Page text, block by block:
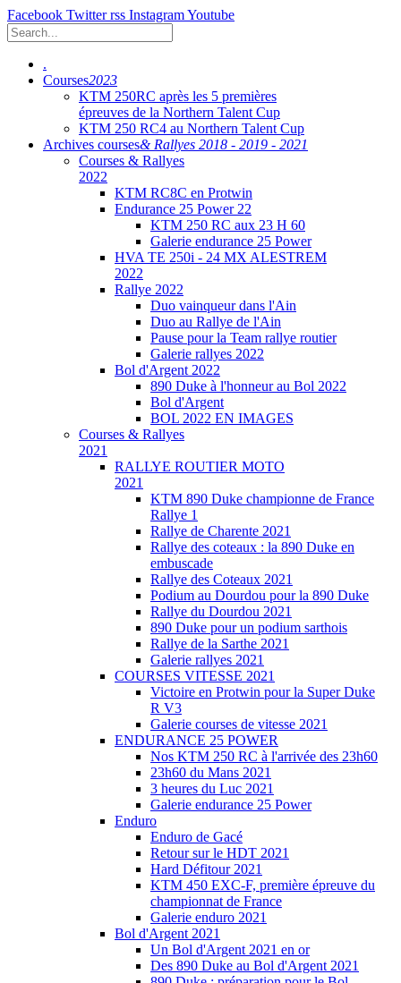
Facebook Twitter rss InstagramYoutube
.
Courses2023
KTM 250RC après les 5 premières
épreuves de la Northern Talent Cup
KTM 250 RC4 au Northern Talent Cup
Archives courses& Rallyes 2018 - 2019 - 2021
Courses & Rallyes
2022
KTM RC8C en Protwin
Endurance 25 Power 22
KTM 250 RC aux 23 H 60
Galerie endurance 25 Power
HVA TE 250i - 24 MX ALESTREM
2022
Rallye 2022
Duo vainqueur dans l'Ain
Duo au Rallye de l'Ain
Pause pour la Team rallye routier
Galerie rallyes 2022
Bol d'Argent 2022
890 Duke à l'honneur au Bol 2022
Bol d'Argent
BOL 2022 EN IMAGES
Courses & Rallyes
2021
RALLYE ROUTIER MOTO
2021
KTM 890 Duke championne de France
Rallye 1
Rallye de Charente 2021
Rallye des coteaux : la 890 Duke en
embuscade
Rallye des Coteaux 2021
Podium au Dourdou pour la 890 Duke
Rallye du Dourdou 2021
890 Duke pour un podium sarthois
Rallye de la Sarthe 2021
Galerie rallyes 2021
COURSES VITESSE 2021
Victoire en Protwin pour la Super Duke
R V3
Galerie courses de vitesse 2021
ENDURANCE 25 POWER
Nos KTM 250 RC à l'arrivée des 23h60
23h60 du Mans 2021
3 heures du Luc 2021
Galerie endurance 25 Power
Enduro
Enduro de Gacé
Retour sur le HDT 2021
Hard Défitour 2021
KTM 450 EXC-F, première épreuve du
championnat de France
Galerie enduro 2021
Bol d'Argent 2021
Un Bol d'Argent 2021 en or
Des 890 Duke au Bol d'Argent 2021